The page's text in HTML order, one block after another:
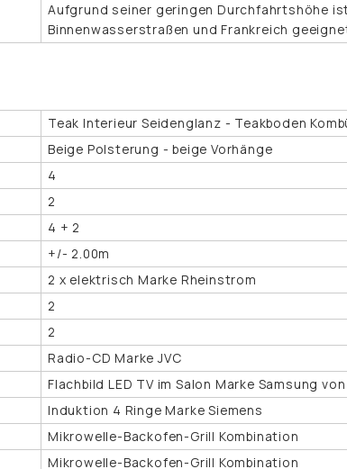
Aufgrund seiner geringen Durchfahrtshöhe
Binnenwasserstraßen und Frankreich
Teak Interieur Seidenglanz - Teakboden
Beige Polsterung - beige Vorhänge
4
2
4 + 2
+/- 2.00m
2 x elektrisch Marke Rheinstrom
2
2
Radio-CD Marke JVC
Flachbild LED TV im Salon Marke Samsung
Induktion 4 Ringe Marke Siemens
Mikrowelle-Backofen-Grill Kombination
Mikrowelle-Backofen-Grill Kombination